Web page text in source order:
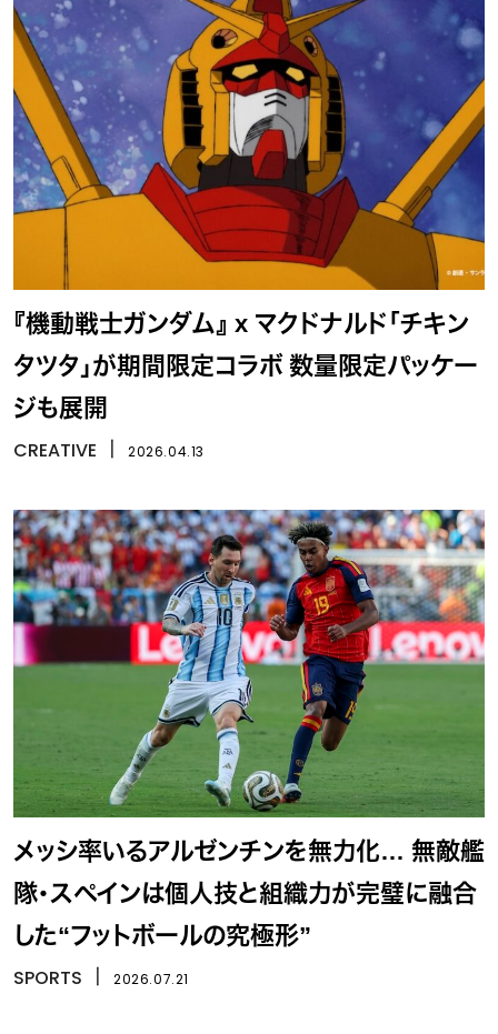
『機動戦士ガンダム』 x マクドナルド「チキン
タツタ」が期間限定コラボ 数量限定パッケー
ジも展開
CREATIVE 2026.04.13
メッシ率いるアルゼンチンを無力化… 無敵艦
隊・スペインは個人技と組織力が完璧に融合
した“フットボールの究極形”
SPORTS 2026.07.21